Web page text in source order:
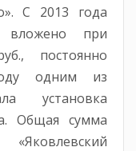
С 2013 года
при
постоянно
одним из
установка
Общая сумма